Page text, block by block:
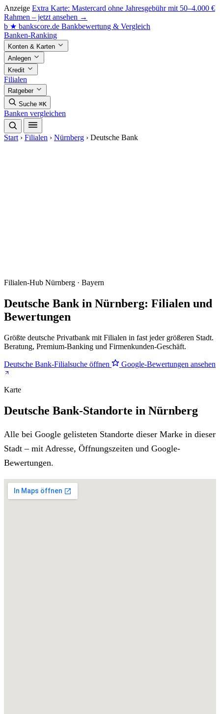
Anzeige Extra Karte: Mastercard ohne Jahresgebühr mit 50–4.000 €
Rahmen – jetzt ansehen →
b ★ bankscore.de Bankbewertung & Vergleich
Banken-Ranking
Konten & Karten
Anlegen
Kredit
Filialen
Ratgeber
Suche ⌘K
Banken vergleichen
Start › Filialen › Nürnberg › Deutsche Bank
Filialen-Hub Nürnberg · Bayern
Deutsche Bank in Nürnberg: Filialen und
Bewertungen
Größte deutsche Privatbank mit Filialen in fast jeder größeren Stadt.
Beratung, Premium-Banking und Firmenkunden-Geschäft.
Deutsche Bank-Filialsuche öffnen Google-Bewertungen ansehen
Karte
Deutsche Bank-Standorte in Nürnberg
Alle bei Google gelisteten Standorte dieser Marke in dieser
Stadt – mit Adresse, Öffnungszeiten und Google-
Bewertungen.